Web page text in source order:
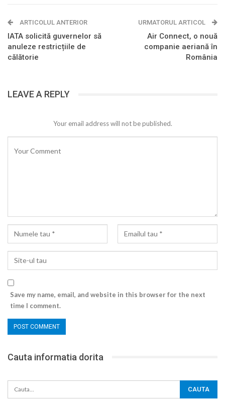
ARTICOLUL ANTERIOR
IATA solicită guvernelor să
anuleze restricțiile de
călătorie
URMATORUL ARTICOL
Air Connect, o nouă
companie aeriană în
România
LEAVE A REPLY
Your email address will not be published.
Save my name, email, and website in this browser for the next
time I comment.
Cauta informatia dorita